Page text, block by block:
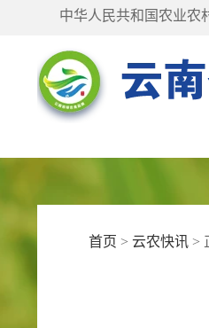
中华人民共和国农业农
首页 > 云农快讯>